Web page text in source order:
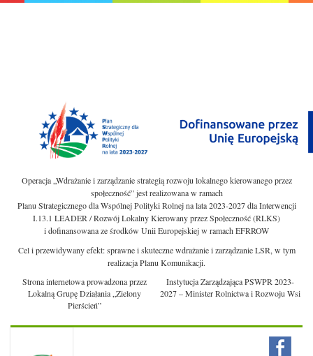
Operacja „Wdrażanie i zarządzanie strategią rozwoju lokalnego kierowanego przez
społeczność” jest realizowana w ramach
Planu Strategicznego dla Wspólnej Polityki Rolnej na lata 2023-2027 dla Interwencji
I.13.1 LEADER / Rozwój Lokalny Kierowany przez Społeczność (RLKS)
i dofinansowana ze środków Unii Europejskiej w ramach EFRROW
Cel i przewidywany efekt: sprawne i skuteczne wdrażanie i zarządzanie LSR, w tym
realizacja Planu Komunikacji.
Strona internetowa prowadzona przez
Lokalną Grupę Działania „Zielony
Pierścień”
Instytucja Zarządzająca PSWPR 2023-
2027 – Minister Rolnictwa i Rozwoju Wsi